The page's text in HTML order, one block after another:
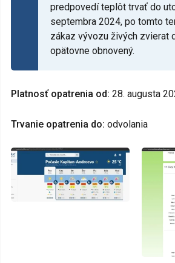
predpovedí teplôt trvať do
septembra 2024, po tomto
zákaz vývozu živých zvierat
opätovne obnovený.
Platnosť opatrenia od: 28. augusta
Trvanie opatrenia do: odvolania